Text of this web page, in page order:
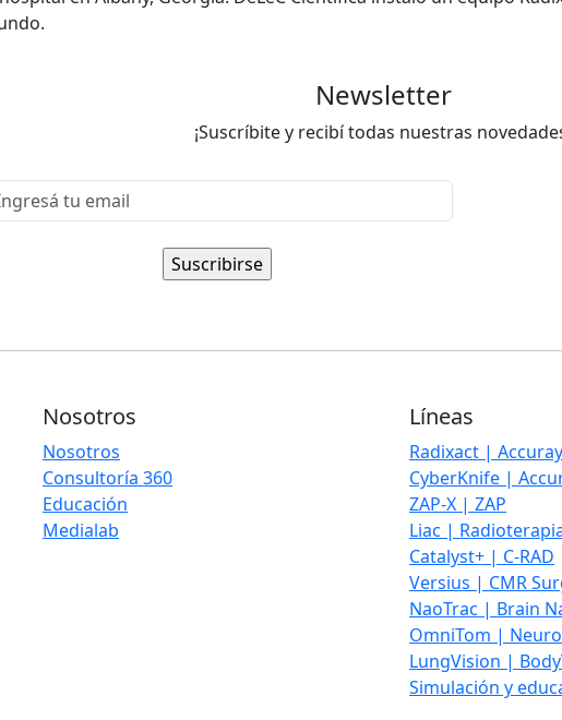
Newsletter
¡Suscríbite y recibí todas nuestras
Nosotros
Nosotros
Consultoría 360
Educación
Medialab
Líneas
Radixact | Accuray
CyberKnife |
ZAP-X | ZAP
Liac |
Catalyst+ | C-RAD
Versius | CMR
NaoTrac | Brain
OmniTom |
LungVision |
Simulación y